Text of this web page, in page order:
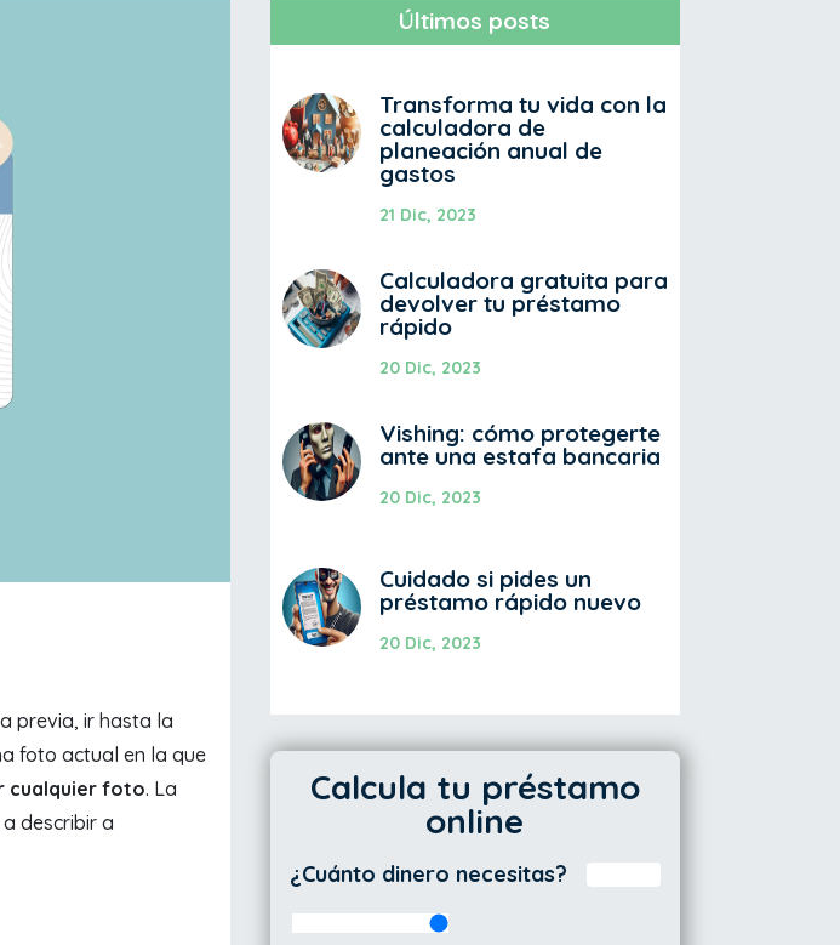
previa, ir hasta la
foto actual en la que
cualquier foto. La
describir a
Últimos posts
Transforma tu vida con la
calculadora de
planeación anual de
gastos
21 Dic, 2023
Calculadora gratuita para
devolver tu préstamo
rápido
20 Dic, 2023
Vishing: cómo protegerte
ante una estafa bancaria
20 Dic, 2023
Cuidado si pides un
préstamo rápido nuevo
20 Dic, 2023
Calcula tu préstamo
online
¿Cuánto dinero necesitas?